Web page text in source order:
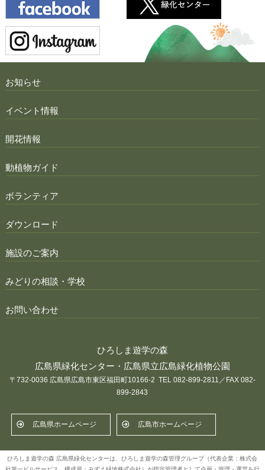
お知らせ
イベント情報
開花情報
動植物ガイド
ボランティア
ダウンロード
施設のご案内
みどりの相談・学校
お問い合わせ
ひろしま遊学の森
広島県緑化センター・広島県立広島緑化植物公園
〒732-0036 広島県広島市東区福田町10166-2 TEL 082-899-2811／FAX 082-
899-2843
広島県ホームページ 広島市ホームページ
ひろしま遊学の森 広島県緑化センターは、ひろしま遊学の森管理グループ（代表企業：株式会